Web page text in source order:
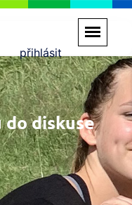
přihlásit
diskuse